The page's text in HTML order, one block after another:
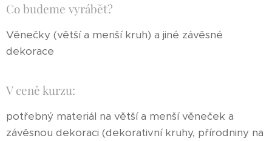
Co budeme vyrábět?
Věnečky (větší a menší kruh) a jiné závěsné
dekorace
V ceně kurzu:
potřebný materiál na větší a menší věneček a
závěsnou dekoraci (dekorativní kruhy, přírodniny na